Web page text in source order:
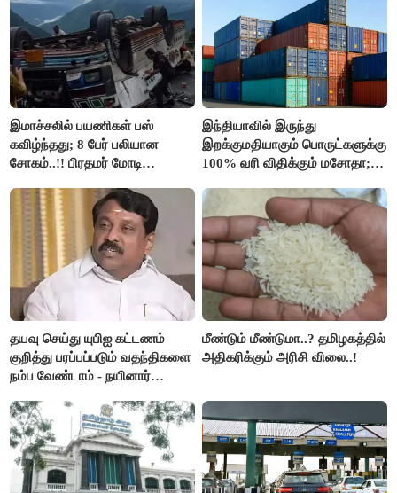
இமாச்சலில் பயணிகள் பஸ்
கவிழ்ந்தது; 8 பேர் பலியான
சோகம்..!! பிரதமர் மோடி
இந்தியாவில் இருந்து
இறக்குமதியாகும் பொருட்களுக்கு
100% வரி விதிக்கும் மசோதா;
தயவு செய்து யுபிஐ கட்டணம்
குறித்து பரப்பப்படும் வதந்திகளை
நம்ப வேண்டாம் - நயினார்
மீண்டும் மீண்டுமா..? தமிழகத்தில்
அதிகரிக்கும் அரிசி விலை..!